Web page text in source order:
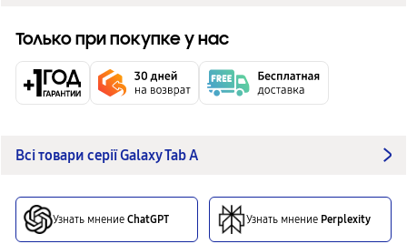
Только при покупке у нас
Всі товари серії Galaxy Tab A
Узнать мнение ChatGPT Узнать мнение Perplexity